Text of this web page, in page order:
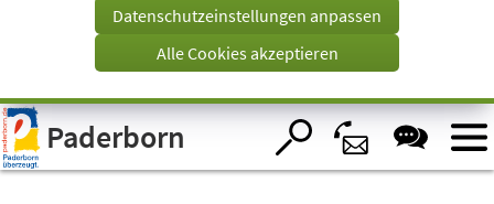
Visuelle
Assistenzsoftware
öffnen.
Tab)
Datenschutzeinstellungen anpassen
Alle Cookies akzeptieren
Paderborn